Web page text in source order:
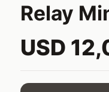
Relay
USD